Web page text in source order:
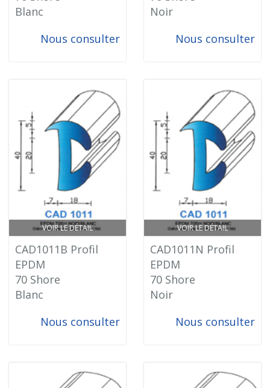
Blanc
Nous consulter
Noir
Nous consulter
VOIR LE DÉTAIL
CAD1011B Profil
EPDM
70 Shore
Blanc
Nous consulter
VOIR LE DÉTAIL
CAD1011N Profil
EPDM
70 Shore
Noir
Nous consulter